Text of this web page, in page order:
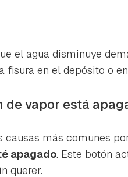
el agua disminuye
fisura en el depósito o
de vapor está
causas más comunes
apagado. Este botón
querer.